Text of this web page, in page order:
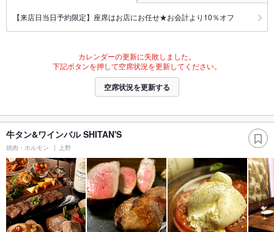
【来店日当日予約限定】座席はお店にお任せ★お会計より10％オフ
カレンダーの更新に失敗しました。
下記ボタンを押して空席状況を更新してください。
空席状況を更新する
牛タン&ワインバル SHITAN'S
焼肉・ホルモン 上野